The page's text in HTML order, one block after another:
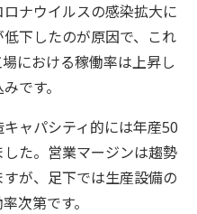
ナウイルスの感染拡大に
下したのが原因で、これ
における稼働率は上昇し
です。
ャパシティ的には年産50
た。営業マージンは趨勢
が、足下では生産設備の
次第です。